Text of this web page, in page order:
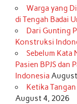
Warga yang
di Tengah Badai
Dari Gunting
Konstruksi
Sebelum Kata
Pasien BPJS dan
Indonesia
Ketika
August 4, 2026